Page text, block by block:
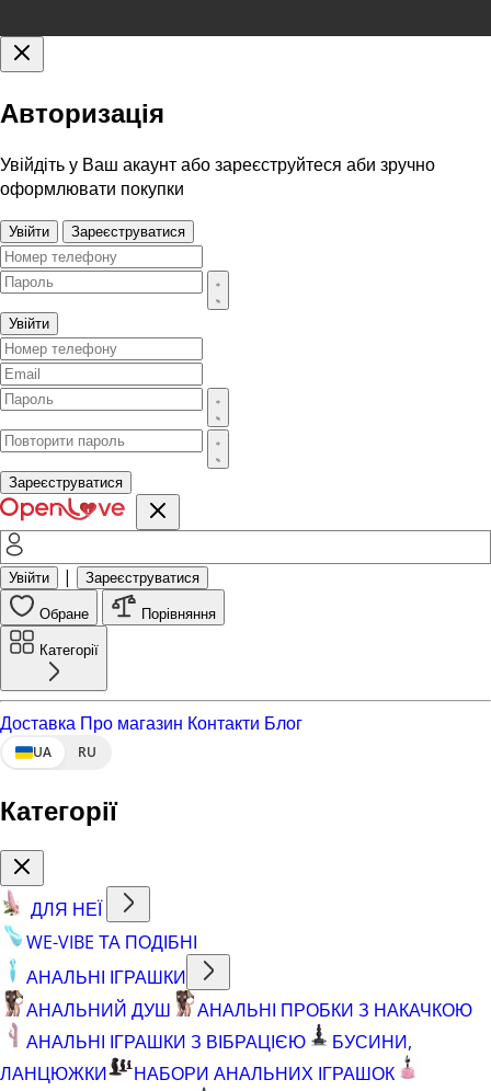
Авторизація
Увійдіть у Ваш акаунт або зареєструйтеся аби зручно
оформлювати покупки
Увійти Зареєструватися
Увійти
Зареєструватися
Увійти | Зареєструватися
Обране Порівняння
Категорії
Доставка Про магазин Контакти Блог
UA RU
Категорії
ДЛЯ НЕЇ
WE-VIBE ТА ПОДІБНІ
АНАЛЬНІ ІГРАШКИ
АНАЛЬНИЙ ДУШ
АНАЛЬНІ ПРОБКИ З НАКАЧКОЮ
АНАЛЬНІ ІГРАШКИ З ВІБРАЦІЄЮ
БУСИНИ,
ЛАНЦЮЖКИ
НАБОРИ АНАЛЬНИХ ІГРАШОК